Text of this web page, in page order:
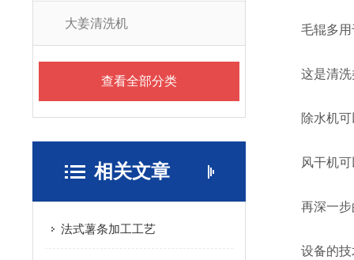
大姜清洗机
查看全部分类
相关文章
法式薯条加工工艺
毛辊多用于
这是清洗类
除水机可以
风干机可以
再深一步的
设备的技术